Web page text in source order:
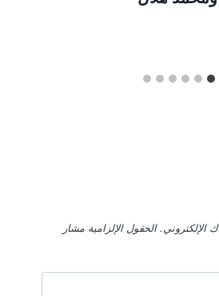
الإلكتروني. الحقول الإلزامية مشار